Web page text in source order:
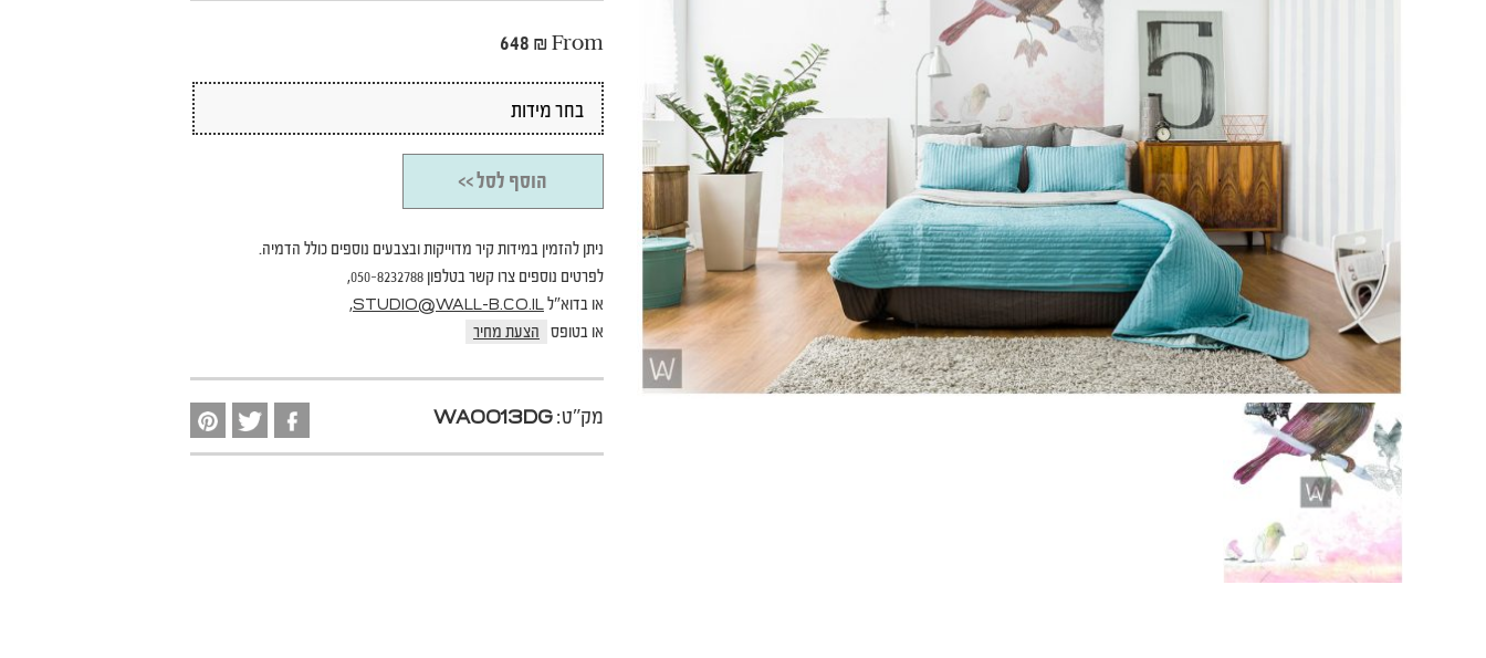
From
648 ₪
הוסף לסל >>
ניתן להזמין במידות קיר מדוייקות ובצבעים נוספים כולל הדמיה.
לפרטים נוספים צרו קשר בטלפון 050-8232788,
או בדוא"לSTUDIO@WALL-B.CO.IL
,
או בטופס
הצעת מחיר
מק"ט:WA0013DG